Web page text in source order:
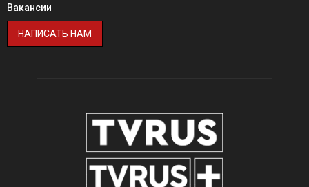
Вакансии
НАПИСАТЬ НАМ